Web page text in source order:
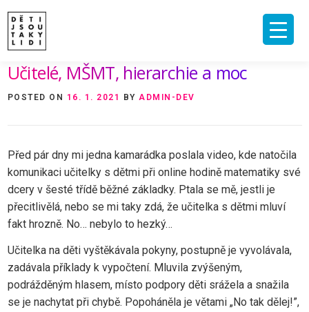
content
ÚVOD
O MNĚ A O PROJEKTU
VIDEA A ROZHOVORY
ARCHIV ČLÁNKŮ
Učitelé, MŠMT, hierarchie a moc
POSTED ON 16. 1. 2021 BY ADMIN-DEV
Před pár dny mi jedna kamarádka poslala video, kde natočila
komunikaci učitelky s dětmi při online hodině matematiky své
dcery v šesté třídě běžné základky. Ptala se mě, jestli je
přecitlivělá, nebo se mi taky zdá, že učitelka s dětmi mluví
fakt hrozně. No… nebylo to hezký…
Učitelka na děti vyštěkávala pokyny, postupně je vyvolávala,
zadávala příklady k vypočtení. Mluvila zvýšeným,
podrážděným hlasem, místo podpory děti srážela a snažila
se je nachytat při chybě. Popoháněla je větami „No tak dělej!”,